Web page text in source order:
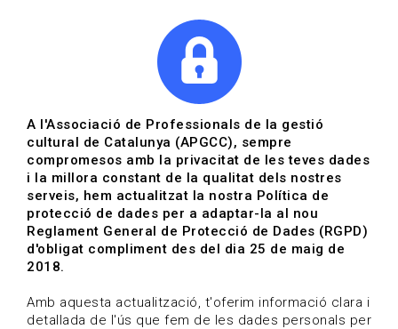
Actualitza't
Vols estar al dia?
HOME / BLOG
Estigues al dia
A l'Associació de Professionals de la gestió
cultural de Catalunya (APGCC), sempre
compromesos amb la privacitat de les teves dades
i la millora constant de la qualitat dels nostres
serveis, hem actualitzat la nostra Política de
protecció de dades per a adaptar-la al nou
Reglament General de Protecció de Dades (RGPD)
d'obligat compliment des del dia 25 de maig de
2018.
Amb aquesta actualització, t'oferim informació clara i
detallada de l'ús que fem de les dades personals per